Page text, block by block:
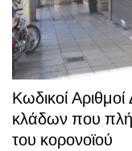
Κωδικοί
κλάδων που
του κορονοϊού